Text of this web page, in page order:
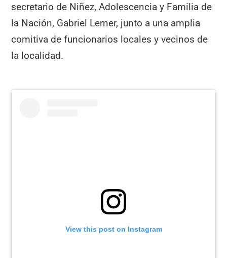
secretario de Niñez, Adolescencia y Familia de
la Nación, Gabriel Lerner, junto a una amplia
comitiva de funcionarios locales y vecinos de
la localidad.
View this post on Instagram